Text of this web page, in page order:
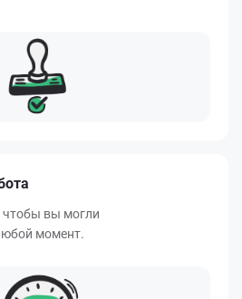
чтобы вы могли
момент.